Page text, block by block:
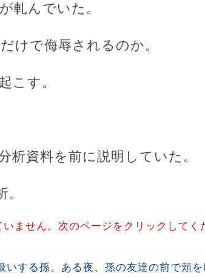
軋んでいた。
で侮辱されるのか。
こす。
析資料を前に説明していた。
ません。次のページをクリックしてく
いする孫。ある夜、孫の友達の前で頬